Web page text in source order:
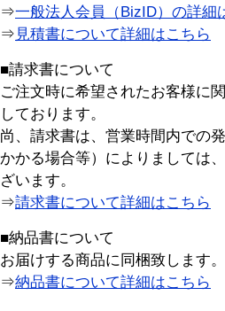
⇒一般法人会員（BizID）の詳細
⇒ 見積書について詳細はこちら
■請求書について
ご注文時に希望されたお客様に
しております。
尚、請求書は、営業時間内での
かかる場合等）によりましては
ざいます。
⇒請求書について詳細はこちら
■納品書について
お届けする商品に同梱致します。
⇒納品書について詳細はこちら